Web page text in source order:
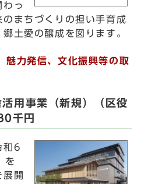
わっ
まちづくりの担い手育成
土愛の醸成を図ります。
力発信、文化振興等の取
用事業（新規）（区役
千円
和6
を
展開